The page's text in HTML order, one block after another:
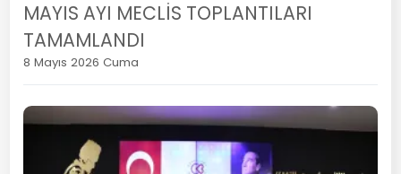
MAYIS AYI MECLİS TOPLANTILARI
TAMAMLANDI
8 Mayıs 2026 Cuma